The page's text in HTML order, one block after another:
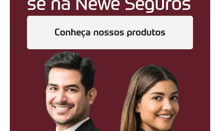
Conheça nossos produtos